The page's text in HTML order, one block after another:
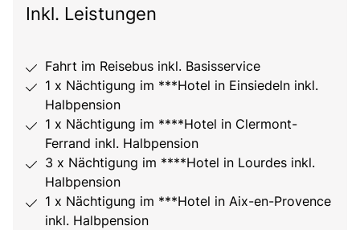
Inkl. Leistungen
Fahrt im Reisebus inkl. Basisservice
1 x Nächtigung im ***Hotel in Einsiedeln inkl.
Halbpension
1 x Nächtigung im ****Hotel in Clermont-
Ferrand inkl. Halbpension
3 x Nächtigung im ****Hotel in Lourdes inkl.
Halbpension
1 x Nächtigung im ***Hotel in Aix-en-Provence
inkl. Halbpension